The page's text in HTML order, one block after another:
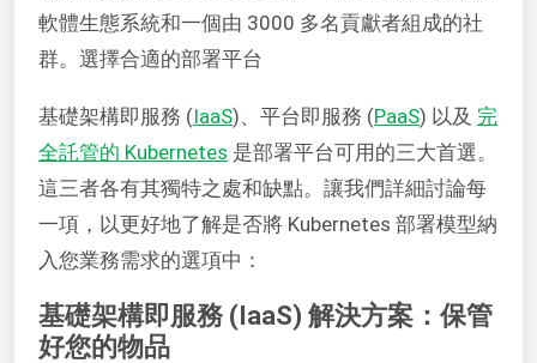
軟體生態系統和一個由 3000 多名貢獻者組成的社
群。選擇合適的部署平台
基礎架構即服務 (IaaS)、平台即服務 (PaaS) 以及 完
全託管的 Kubernetes 是部署平台可用的三大首選。
這三者各有其獨特之處和缺點。讓我們詳細討論每
一項，以更好地了解是否將 Kubernetes 部署模型納
入您業務需求的選項中：
基礎架構即服務 (IaaS) 解決方案：保管
好您的物品